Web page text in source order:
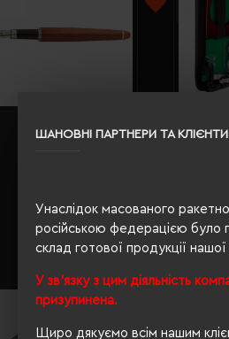
ШАНОВНІ ПАРТНЕРИ ТА
Унаслідок масованого
російською федерацією було
склад готової продукції нашої
У зв'язку з цим діяльність
призупинена.
Щиро дякуємо всім нашим
Набір ручок Macma з рожевого
797.68 грн